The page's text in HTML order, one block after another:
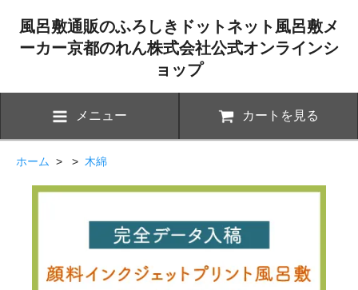
風呂敷通販のふろしきドットネット風呂敷メ
ーカー京都のれん株式会社公式オンラインシ
ョップ
メニュー カートを見る
ホーム > > 木綿